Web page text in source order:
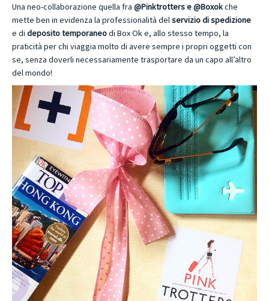
Una neo-collaborazione quella fra @Pinktrotters e @Boxokche
mette ben in evidenza la professionalità delservizio di spedizione
e di deposito temporaneodi Box Ok e, allo stesso tempo, la
praticità per chi viaggia molto di avere sempre i propri oggetti con
se, senza doverli necessariamente trasportare da un capo all’altro
del mondo!